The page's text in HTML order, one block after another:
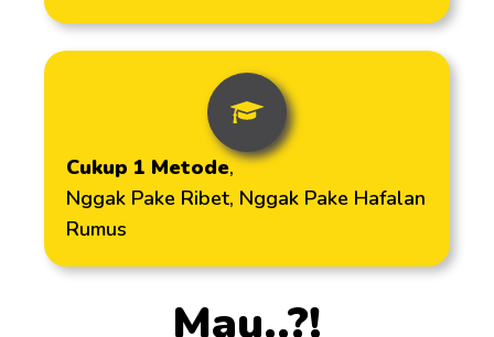
Cukup 1 Metode,
Nggak Pake Ribet, Nggak Pake Hafalan
Rumus
Mau..?!